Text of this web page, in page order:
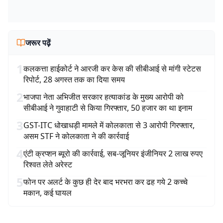
जरूर पढ़ें
1कलकत्ता हाईकोर्ट ने आरजी कर केस की सीबीआई से मांगी स्टेटस
रिपोर्ट, 28 अगस्त तक का दिया समय
2भाजपा नेता अभिजीत सरकार हत्याकांड के मुख्य आरोपी को
सीबीआई ने गुवाहाटी से किया गिरफ्तार, 50 हजार का था इनाम
3GST-ITC धोखाधड़ी मामले में कोलकाता से 3 आरोपी गिरफ्तार,
असम STF ने कोलकाता ने की कार्रवाई
4एंटी क्रप्शन ब्यूरो की कार्रवाई, सब-जूनियर इंजीनियर 2 लाख रुपए
रिश्वत लेते अरेस्ट
5फोन पर अलर्ट के कुछ ही देर बाद भरभरा कर ढह गये 2 कच्चे
मकान, कई घायल